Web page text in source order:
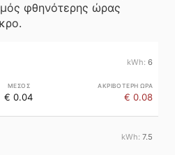
φθηνότερης ώρας
6
€ 0.04 € 0.08
7.5